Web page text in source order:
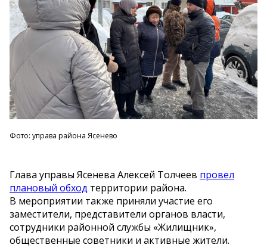
Фото: управа района Ясенево
Глава управы Ясенева Алексей Толчеев провел
плановый обход территории района.
В мероприятии также приняли участие его
заместители, представители органов власти,
сотрудники районной службы «Жилищник»,
общественные советники и активные жители.